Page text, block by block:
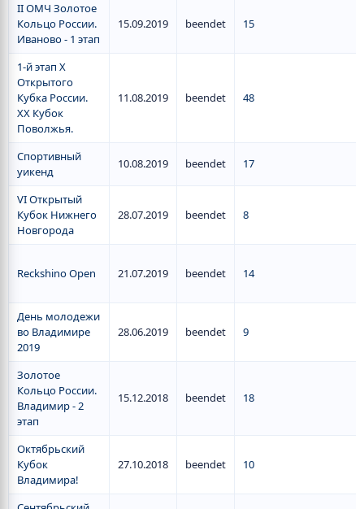
II ОМЧ Золотое
Кольцо России.
Иваново - 1 этап
15.09.2019 beendet 15
1-й этап X
Открытого
Кубка России.
XX Кубок
Поволжья.
11.08.2019 beendet 48
Спортивный
уикенд
10.08.2019 beendet 17
VI Открытый
Кубок Нижнего
Новгорода
28.07.2019 beendet 8
Reckshino Open 21.07.2019 beendet 14
День молодежи
во Владимире
2019
28.06.2019 beendet 9
Золотое
Кольцо России.
Владимир - 2
этап
15.12.2018 beendet 18
Октябрьский
Кубок
Владимира!
27.10.2018 beendet 10